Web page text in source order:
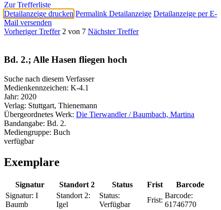
Zur Trefferliste
Detailanzeige drucken Permalink Detailanzeige Detailanzeige per E-
Mail versenden
Vorheriger Treffer 2 von 7 Nächster Treffer
Bd. 2.; Alle Hasen fliegen hoch
Suche nach diesem Verfasser
Medienkennzeichen: K-4.1
Jahr: 2020
Verlag: Stuttgart, Thienemann
Übergeordnetes Werk: Die Tierwandler / Baumbach, Martina
Bandangabe: Bd. 2.
Mediengruppe: Buch
verfügbar
Exemplare
Signatur Standort 2 Status Frist
Barcode
Signatur: I
Baumb
Standort 2:
Igel
Status:
Verfügbar
Frist:
Barcode:
61746770